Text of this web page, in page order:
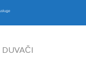
DUVAČI